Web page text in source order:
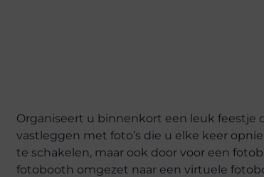
Organiseert u binnenkort een leuk
vastleggen met foto’s die u elke keer
te schakelen, maar ook door voor een
fotobooth omgezet naar een virtuele